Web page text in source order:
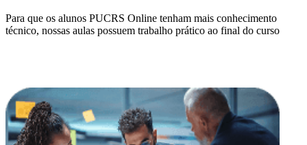
Para que os alunos PUCRS Online tenham mais conhecimento
técnico, nossas aulas possuem trabalho prático ao final do curso